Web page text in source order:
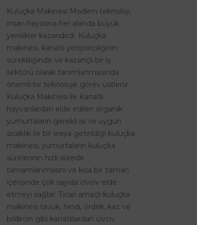
Kuluçka Makinesi Modern teknoloji,
insan hayatına her alanda büyük
yenilikler kazandırdı. Kuluçka
makinesi, kanatlı yetiştiriciliğinin
sürekliliğinde ve kazançlı bir iş
sektörü olarak tanımlanmasında
önemli bir teknolojik görev üstlenir.
Kuluçka Makinesi ile Kanatlı
hayvanlardan elde edilen organik
yumurtaların gerekli ısı ve uygun
sıcaklık ile bir araya getirildiği kuluçka
makinesi, yumurtaların kuluçka
sürelerinin hızlı sürede
tamamlanmasını ve kısa bir zaman
içerisinde çok sayıda civciv elde
etmeyi sağlar. Ticari amaçlı kuluçka
makinesi tavuk, hindi, ördek, kaz ve
bıldırcın gibi kanatlılardan civciv